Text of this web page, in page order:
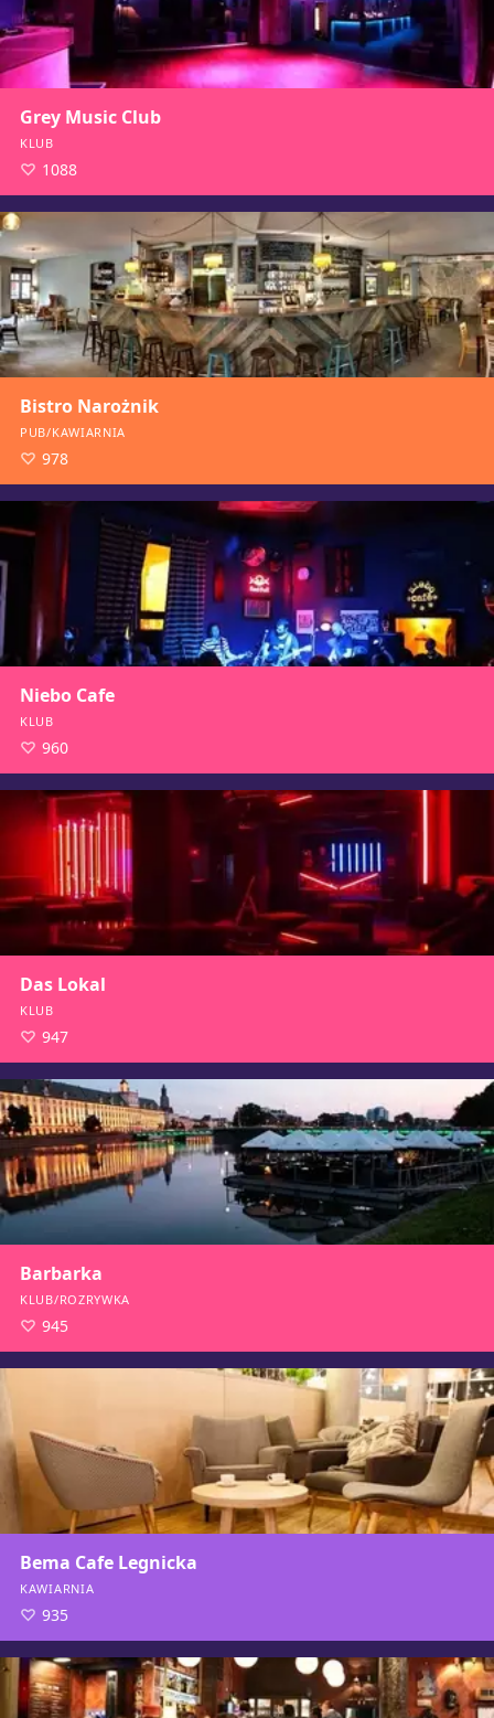
Grey Music Club
KLUB
1088
Bistro Narożnik
PUB/KAWIARNIA
978
Niebo Cafe
KLUB
960
Das Lokal
KLUB
947
Barbarka
KLUB/ROZRYWKA
945
Bema Cafe Legnicka
KAWIARNIA
935